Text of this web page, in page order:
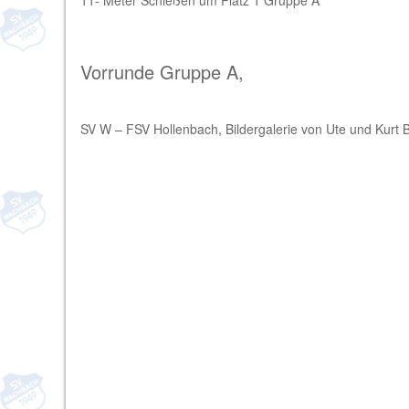
Vorrunde Gruppe A,
SV W – FSV Hollenbach, Bildergalerie von Ute und Kurt